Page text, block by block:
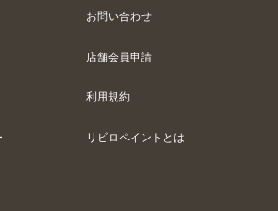
お問い合わせ
店舗会員申請
利用規約
リビロペイントとは